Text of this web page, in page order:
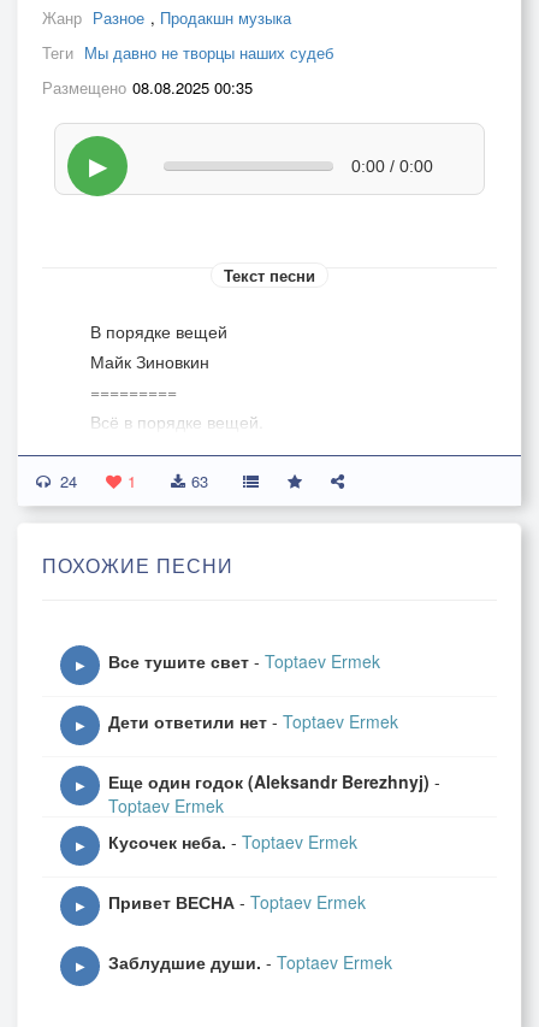
Жанр Разное , Продакшн музыка
Теги Мы давно не творцы наших судеб
Размещено 08.08.2025 00:35
▶ 0:00 / 0:00
Текст песни
В порядке вещей
Майк Зиновкин
=========
Всё в порядке вещей.
Только чёрствые души созвездий
В перекрёстии памяти —
Словно фантомная боль.
Замерзать в незнакомом подъезде,
Просто новый обман.
Этот смех за стеной —
Просто способ не чувствовать страх.
Мы давно не творцы наших судеб —
Калькуляторы жалких доходов
24 1 63
ПОХОЖИЕ ПЕСНИ
▶ Все тушите свет - Toptaev Ermek
▶ Дети ответили нет - Toptaev Ermek
▶ Еще один годок (Aleksandr Berezhnyj) -
Toptaev Ermek
▶ Кусочек неба. - Toptaev Ermek
▶ Привет ВЕСНА - Toptaev Ermek
▶ Заблудшие души. - Toptaev Ermek